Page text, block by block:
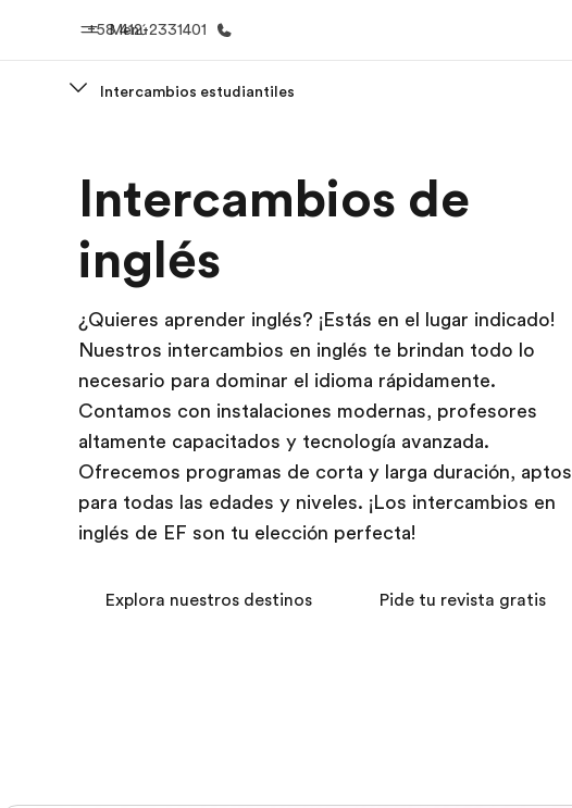
Menú
+58 412-2331401
Bienvenido a EF Ver todo lo que hacemos
Intercambios estudiantiles
Intercambios de
inglés
¿Quieres aprender inglés? ¡Estás en el lugar indicado!
Nuestros intercambios en inglés te brindan todo lo
necesario para dominar el idioma rápidamente.
Contamos con instalaciones modernas, profesores
altamente capacitados y tecnología avanzada.
Ofrecemos programas de corta y larga duración, aptos
para todas las edades y niveles. ¡Los intercambios en
inglés de EF son tu elección perfecta!
Explora nuestros destinos Pide tu revista gratis